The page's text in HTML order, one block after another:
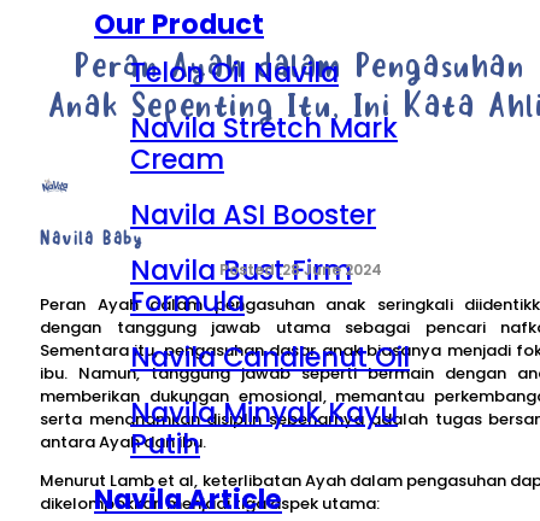
Our Product
Telon Oil Navila
Navila Stretch Mark
Cream
Navila ASI Booster
Navila Bust Firm
Formula
Navila Candlenut Oil
Navila Minyak Kayu
Putih
Navila Article
Peran Ayah dalam Pengasuhan
Anak Sepenting Itu, Ini Kata
Navila Baby
28 June 2024
Peran Ayah dalam pengasuhan anak seringkali
dengan tanggung jawab utama sebagai pencari
Sementara itu, pengasuhan dasar anak biasanya menjadi
ibu. Namun, tanggung jawab seperti bermain dengan
memberikan dukungan emosional, memantau
serta menanamkan disiplin sebenarnya adalah tugas
antara Ayah dan ibu.
Menurut Lamb et al, keterlibatan Ayah dalam pengasuhan
dikelompokkan menjadi tiga aspek utama: